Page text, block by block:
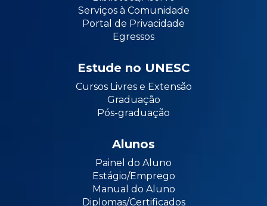
Serviços à Comunidade
Portal de Privacidade
Egressos
Estude no UNESC
Cursos Livres e Extensão
Graduação
Pós-graduação
Alunos
Painel do Aluno
Estágio/Emprego
Manual do Aluno
Diplomas/Certificados